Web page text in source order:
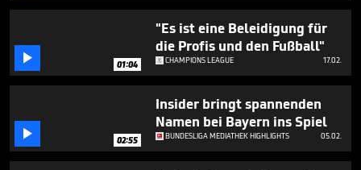
 01:04
"Es ist eine Beleidigung für
die Profis und den Fußball"
CHAMPIONS LEAGUE 17.02.
 02:55
Insider bringt spannenden
Namen bei Bayern ins Spiel
BUNDESLIGA MEDIATHEK HIGHLIGHTS 05.02.